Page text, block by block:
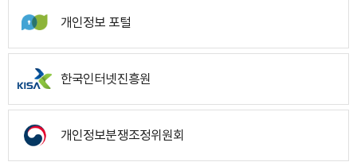
개인정보 포털
한국인터넷진흥원
개인정보분쟁조정위원회